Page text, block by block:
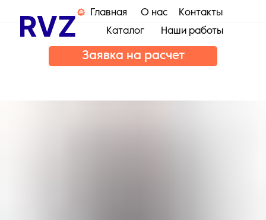
Главная
О нас
Наши работы
Каталог
Контакты
Заявка на расчет